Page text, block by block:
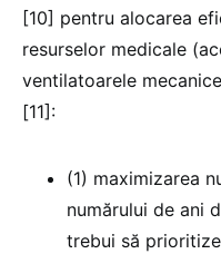
[10] pentru alocarea
resurselor medicale
ventilatoarele
[11]:
(1) maximizarea
numărului de ani
trebui să